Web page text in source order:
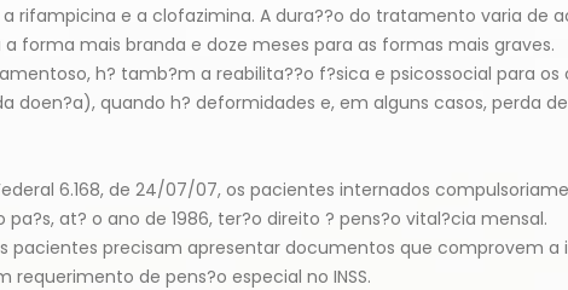
rifampicina e a clofazimina. A dura??o do tratamento varia de
a forma mais branda e doze meses para as formas mais graves.
h? tamb?m a reabilita??o f?sica e psicossocial para os
doen?a), quando h? deformidades e, em alguns casos, perda
6.168, de 24/07/07, os pacientes internados
at? o ano de 1986, ter?o direito ? pens?o vital?cia mensal.
pacientes precisam apresentar documentos que comprovem a
requerimento de pens?o especial no INSS.